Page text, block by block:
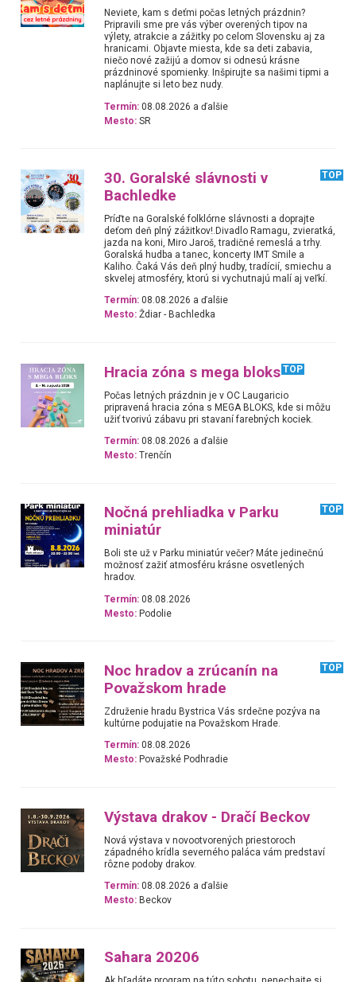
Neviete, kam s deťmi počas letných prázdnin?
Pripravili sme pre vás výber overených tipov na
výlety, atrakcie a zážitky po celom Slovensku aj za
hranicami. Objavte miesta, kde sa deti zabavia,
niečo nové zažijú a domov si odnesú krásne
prázdninové spomienky. Inšpirujte sa našimi tipmi a
naplánujte si leto bez nudy.
Termín: 08.08.2026 a ďalšie
Mesto: SR
30. Goralské slávnosti v
Bachledke
TOP
Príďte na Goralské folklórne slávnosti a doprajte
deťom deň plný zážitkov!.Divadlo Ramagu, zvieratká,
jazda na koni, Miro Jaroš, tradičné remeslá a trhy.
Goralská hudba a tanec, koncerty IMT Smile a
Kaliho. Čaká Vás deň plný hudby, tradícií, smiechu a
skvelej atmosféry, ktorú si vychutnajú malí aj veľkí.
Termín: 08.08.2026 a ďalšie
Mesto: Ždiar - Bachledka
Hracia zóna s mega bloks TOP
Počas letných prázdnin je v OC Laugaricio
pripravená hracia zóna s MEGA BLOKS, kde si môžu
užiť tvorivú zábavu pri stavaní farebných kociek.
Termín: 08.08.2026 a ďalšie
Mesto: Trenčín
Nočná prehliadka v Parku
miniatúr
TOP
Boli ste už v Parku miniatúr večer? Máte jedinečnú
možnosť zažiť atmosféru krásne osvetlených
hradov.
Termín: 08.08.2026
Mesto: Podolie
Noc hradov a zrúcanín na
Považskom hrade
TOP
Združenie hradu Bystrica Vás srdečne pozýva na
kultúrne podujatie na Považskom Hrade.
Termín: 08.08.2026
Mesto: Považské Podhradie
Výstava drakov - Dračí Beckov
Nová výstava v novootvorených priestoroch
západného krídla severného paláca vám predstaví
rôzne podoby drakov.
Termín: 08.08.2026 a ďalšie
Mesto: Beckov
Sahara 20206